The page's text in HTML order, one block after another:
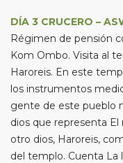
DÍA 3 CRUCERO –
Régimen de pensión
Kom Ombo. Visita al
Haroreis. En este
los instrumentos
gente de este pueblo
dios que representa El
otro dios, Haroreis,
del templo. Cuenta La